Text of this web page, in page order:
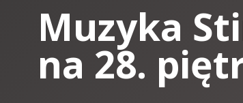
Muzyka
na 28.